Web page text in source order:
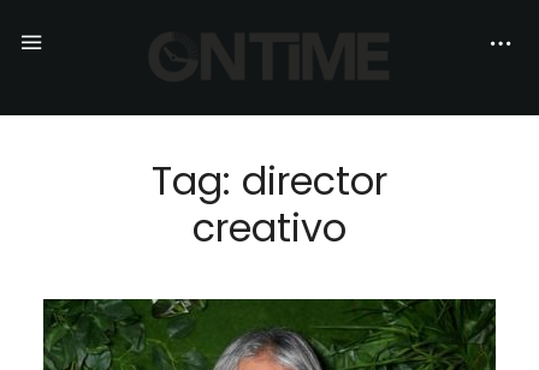
Tag: director
creativo